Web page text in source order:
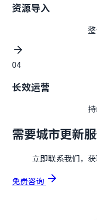
资源导入
04
长效运营
需要城市更新
立即联系我们，
免费咨询